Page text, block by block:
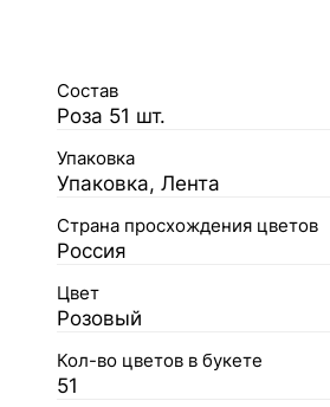
Состав
Роза 51 шт.
Упаковка
Упаковка, Лента
Страна просхождения цветов
Россия
Цвет
Розовый
Кол-во цветов в букете
51